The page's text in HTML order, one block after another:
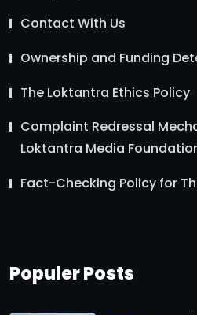
Contact With Us
Ownership and Funding
The Loktantra Ethics Policy
Complaint Redressal
Loktantra Media
Fact-Checking Policy for
Populer Posts